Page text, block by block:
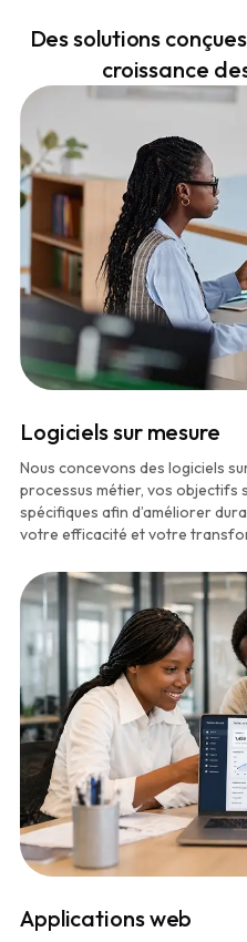
Des solutions
croissance
Logiciels sur mesure
Nous concevons des logiciels
processus métier, vos
spécifiques afin d’améliorer
votre efficacité et votre
Applications web